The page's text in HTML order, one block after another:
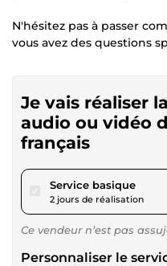
N'hésitez pas à passer
vous avez des questions
Je vais réaliser
audio ou vidéo
français
Service basiquepour
2 jours de réalisation
Ce vendeur n’est pas
Personnaliser le